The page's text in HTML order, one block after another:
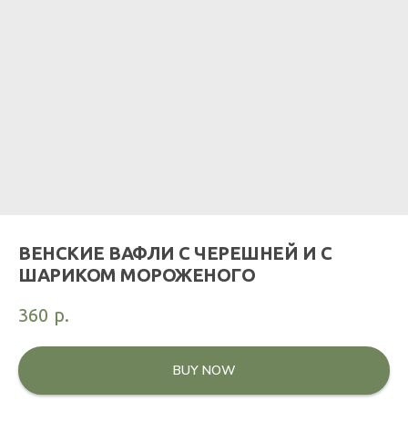
ВЕНСКИЕ ВАФЛИ С ЧЕРЕШНЕЙ И С
ШАРИКОМ МОРОЖЕНОГО
360 р.
BUY NOW